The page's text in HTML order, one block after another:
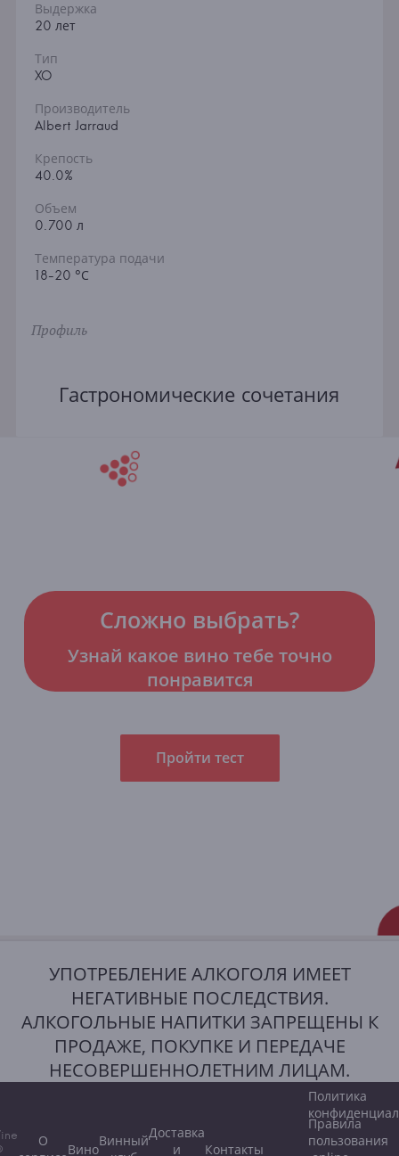
Выдержка
20 лет
Тип
XO
Производитель
Albert Jarraud
Крепость
40.0%
Объем
0.700 л
Температура подачи
18-20 °С
Профиль
Гастрономические сочетания
Сложно выбрать?
Узнай какое вино тебе точно
понравится
Пройти тест
УПОТРЕБЛЕНИЕ АЛКОГОЛЯ ИМЕЕТ
НЕГАТИВНЫЕ ПОСЛЕДСТВИЯ.
АЛКОГОЛЬНЫЕ НАПИТКИ ЗАПРЕЩЕНЫ К
ПРОДАЖЕ, ПОКУПКЕ И ПЕРЕДАЧЕ
НЕСОВЕРШЕННОЛЕТНИМ ЛИЦАМ.
О
ВиноВинныйДоставка
и
Контакты
Политика
Правила
пользования